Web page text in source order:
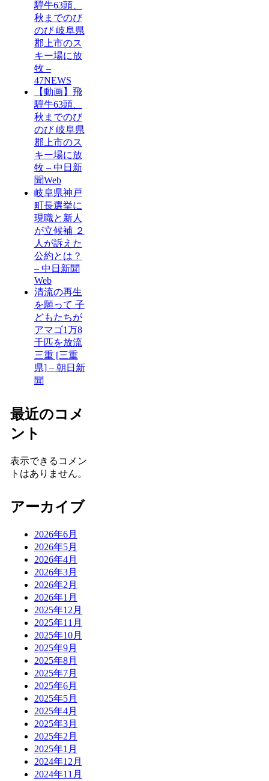
騨牛63頭、
秋までのび
のび 岐阜県
郡上市のス
キー場に放
牧 –
47NEWS
【動画】飛
騨牛63頭、
秋までのび
のび 岐阜県
郡上市のス
キー場に放
牧 – 中日新
聞Web
岐阜県神戸
町長選挙に
現職と新人
が立候補 ２
人が訴えた
公約とは？
– 中日新聞
Web
清流の再生
を願って 子
どもたちが
アマゴ1万8
千匹を放流
三重 [三重
県] – 朝日新
聞
最近のコメ
ント
表示できるコメン
トはありません。
アーカイブ
2026年6月
2026年5月
2026年4月
2026年3月
2026年2月
2026年1月
2025年12月
2025年11月
2025年10月
2025年9月
2025年8月
2025年7月
2025年6月
2025年5月
2025年4月
2025年3月
2025年2月
2025年1月
2024年12月
2024年11月